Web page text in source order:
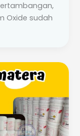
Oxide sudah